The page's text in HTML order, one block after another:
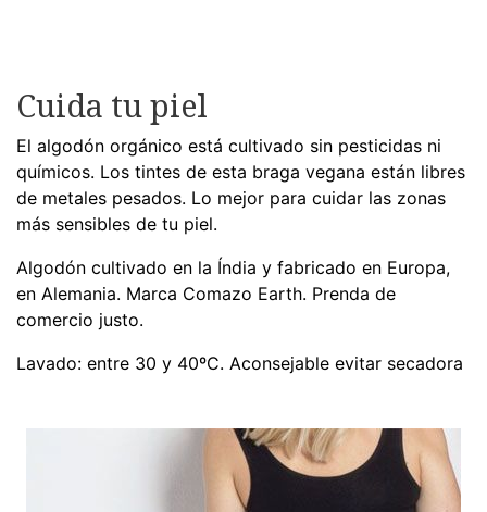
Cuida tu piel
El algodón orgánico está cultivado sin pesticidas ni
químicos. Los tintes de esta braga vegana están libres
de metales pesados. Lo mejor para cuidar las zonas
más sensibles de tu piel.
Algodón cultivado en la Índia y fabricado en Europa,
en Alemania. Marca Comazo Earth. Prenda de
comercio justo.
Lavado: entre 30 y 40ºC. Aconsejable evitar secadora